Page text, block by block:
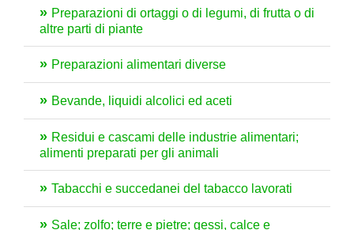
Preparazioni di ortaggi o di legumi, di frutta o di
altre parti di piante
Preparazioni alimentari diverse
Bevande, liquidi alcolici ed aceti
Residui e cascami delle industrie alimentari;
alimenti preparati per gli animali
Tabacchi e succedanei del tabacco lavorati
Sale; zolfo; terre e pietre; gessi, calce e